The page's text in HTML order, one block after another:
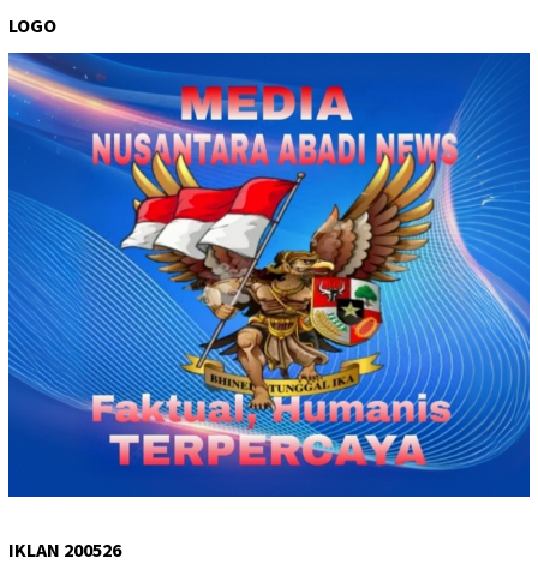
LOGO
IKLAN 200526